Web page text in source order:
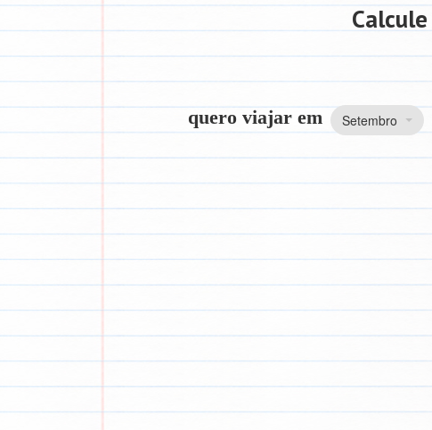
Calcule
quero viajar em Setembro